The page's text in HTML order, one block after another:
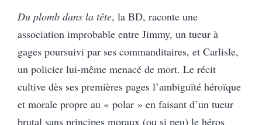
Du plomb dans la tête, la BD, raconte une
association improbable entre Jimmy, un tueur à
gages poursuivi par ses commanditaires, et Carlisle,
un policier lui-même menacé de mort. Le récit
cultive dès ses premières pages l’ambiguïté héroïque
et morale propre au « polar » en faisant d’un tueur
brutal sans principes moraux (ou si peu) le héros